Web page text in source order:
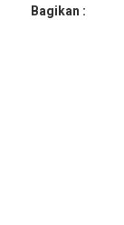
Bagikan :